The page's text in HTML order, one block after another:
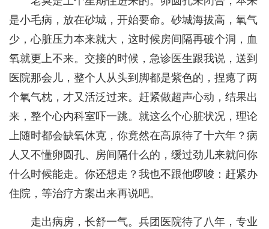
是小毛病，放在砂城，开始要命。砂城海拔高，氧气
少，心脏压力本来就大，这时候房间隔再破个洞，血
氧就更上不来。交接的时候，急诊医生跟我说，送到
医院那会儿，整个人从头到脚都是紫色的，捏瘪了两
个氧气枕，才又活泛过来。赶紧做超声心动，结果出
来，整个心内科室吓一跳。就这么个心脏状况，理论
上随时都会缺氧休克，你竟然在高原待了十六年？病
人又不懂卵圆孔、房间隔什么的，缓过劲儿来就问你
什么时候能走。你还想走？我也不跟他啰唆：赶紧办
住院，等治疗方案出来再说吧。
走出病房，长舒一气。兵团医院待了八年，专业